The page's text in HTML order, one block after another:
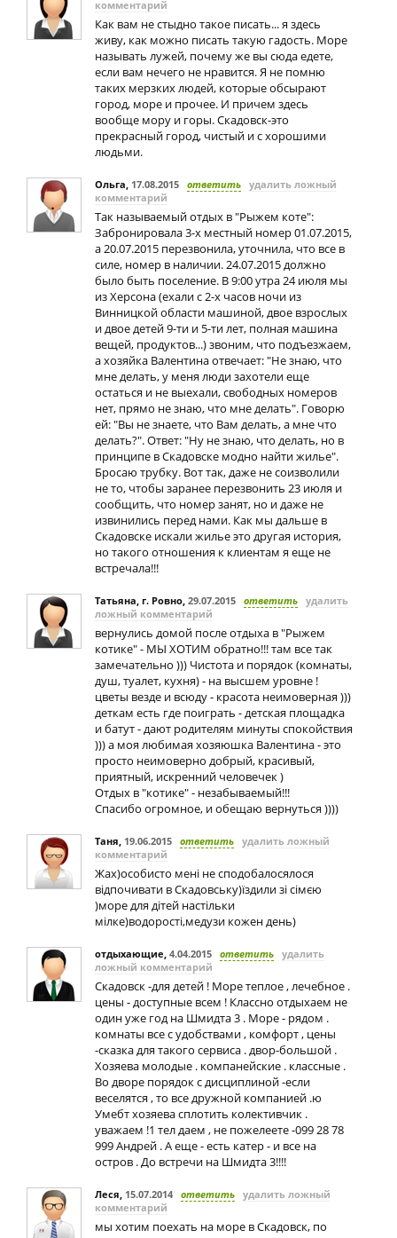
комментарий
Как вам не стыдно такое писать... я здесь
живу, как можно писать такую гадость. Море
называть лужей, почему же вы сюда едете,
если вам нечего не нравится. Я не помню
таких мерзких людей, которые обсырают
город, море и прочее. И причем здесь
вообще мору и горы. Скадовск-это
прекрасный город, чистый и с хорошими
людьми.
Ольга, 17.08.2015 ответить удалить ложный
комментарий
Так называемый отдых в "Рыжем коте":
Забронировала 3-х местный номер 01.07.2015,
а 20.07.2015 перезвонила, уточнила, что все в
силе, номер в наличии. 24.07.2015 должно
было быть поселение. В 9:00 утра 24 июля мы
из Херсона (ехали с 2-х часов ночи из
Винницкой области машиной, двое взрослых
и двое детей 9-ти и 5-ти лет, полная машина
вещей, продуктов...) звоним, что подъезжаем,
а хозяйка Валентина отвечает: "Не знаю, что
мне делать, у меня люди захотели еще
остаться и не выехали, свободных номеров
нет, прямо не знаю, что мне делать". Говорю
ей: "Вы не знаете, что Вам делать, а мне что
делать?". Ответ: "Ну не знаю, что делать, но в
принципе в Скадовске модно найти жилье".
Бросаю трубку. Вот так, даже не соизволили
не то, чтобы заранее перезвонить 23 июля и
сообщить, что номер занят, но и даже не
извинились перед нами. Как мы дальше в
Скадовске искали жилье это другая история,
но такого отношения к клиентам я еще не
встречала!!!
Татьяна, г. Ровно, 29.07.2015 ответить удалить
ложный комментарий
вернулись домой после отдыха в "Рыжем
котике" - МЫ ХОТИМ обратно!!! там все так
замечательно ))) Чистота и порядок (комнаты,
душ, туалет, кухня) - на высшем уровне !
цветы везде и всюду - красота неимоверная )))
деткам есть где поиграть - детская площадка
и батут - дают родителям минуты спокойствия
))) а моя любимая хозяюшка Валентина - это
просто неимоверно добрый, красивый,
приятный, искренний человечек )
Отдых в "котике" - незабываемый!!!
Спасибо огромное, и обещаю вернуться ))))
Таня, 19.06.2015 ответить удалить ложный
комментарий
Жах)особисто мені не сподобалосялося
відпочивати в Скадовську)їздили зі сімєю
)море для дітей настільки
мілке)водорості,медузи кожен день)
отдыхающие, 4.04.2015 ответить удалить
ложный комментарий
Скадовск -для детей ! Море теплое , лечебное .
цены - доступные всем ! Классно отдыхаем не
один уже год на Шмидта 3 . Море - рядом .
комнаты все с удобствами , комфорт , цены
-сказка для такого сервиса . двор-большой .
Хозяева молодые . компанейские . классные .
Во дворе порядок с дисциплиной -если
веселятся , то все дружной компанией .ю
Умебт хозяева сплотить колективчик .
уважаем !1 тел даем , не пожелеете -099 28 78
999 Андрей . А еще - есть катер - и все на
остров . До встречи на Шмидта 3!!!!
Леся, 15.07.2014 ответить удалить ложный
комментарий
мы хотим поехать на море в Скадовск, по